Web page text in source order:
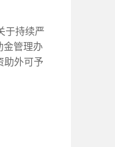
于持续严
金管理办
助外可予